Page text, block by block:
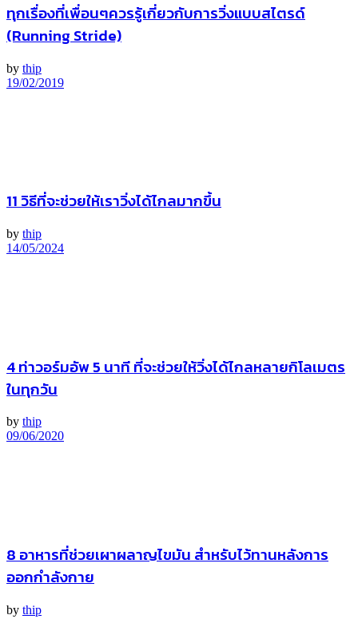
ทุกเรื่องที่เพื่อนๆควรรู้เกี่ยวกับการวิ่งแบบสไตรด์
(Running Stride)
by thip
19/02/2019
11 วิธีที่จะช่วยให้เราวิ่งได้ไกลมากขึ้น
by thip
14/05/2024
4 ท่าวอร์มอัพ 5 นาที ที่จะช่วยให้วิ่งได้ไกลหลายกิโลเมตร
ในทุกวัน
by thip
09/06/2020
8 อาหารที่ช่วยเผาผลาญไขมัน สำหรับไว้ทานหลังการ
ออกกำลังกาย
by thip